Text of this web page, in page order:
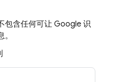
包含任何可让 Google 识